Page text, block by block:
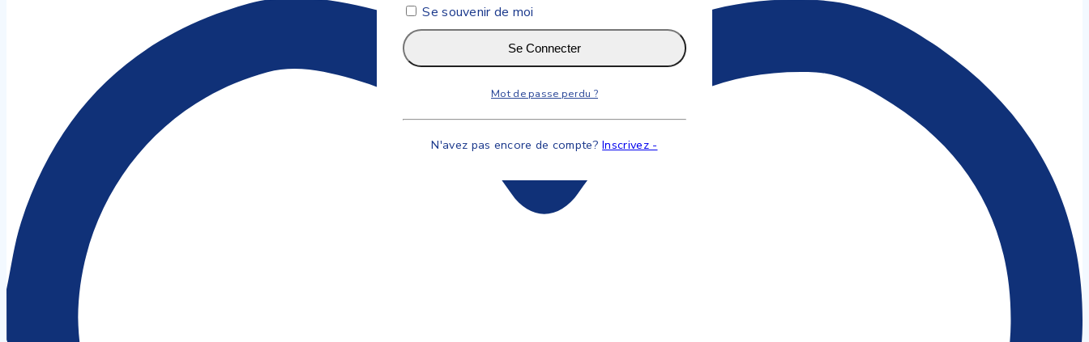
Se souvenir de moi
Se Connecter
Mot de passe perdu ?
N'avez pas encore de compte?Inscrivez -